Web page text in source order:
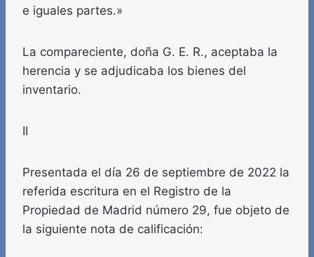
e iguales partes.»
La compareciente, doña G. E. R., aceptaba la
herencia y se adjudicaba los bienes del
inventario.
II
Presentada el día 26 de septiembre de 2022 la
referida escritura en el Registro de la
Propiedad de Madrid número 29, fue objeto de
la siguiente nota de calificación: